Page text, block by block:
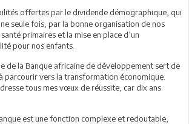
offertes par le dividende démographique, qui
seule fois, par la bonne organisation de nos
primaires et la mise en place d’un
pour nos enfants.
de la Banque africaine de développement sert de
parcourir vers la transformation économique.
tous mes vœux de réussite, car dix ans
est une fonction complexe et redoutable,